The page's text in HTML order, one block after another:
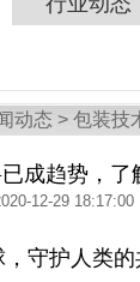
动态 > 包装技
成趋势，了
12-29 18:17:00
守护人类